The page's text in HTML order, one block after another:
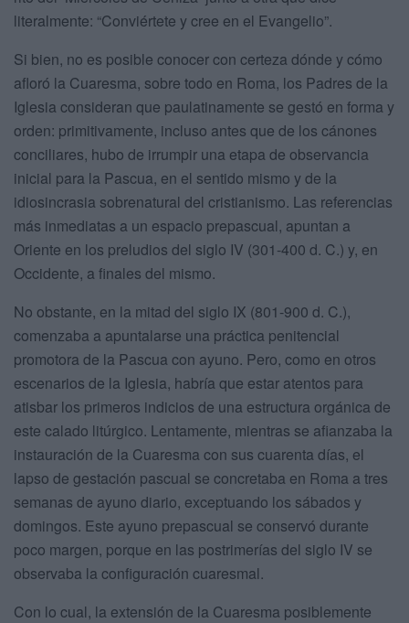
literalmente: “Conviértete y cree en el Evangelio”.
Si bien, no es posible conocer con certeza dónde y cómo
afloró la Cuaresma, sobre todo en Roma, los Padres de la
Iglesia consideran que paulatinamente se gestó en forma y
orden: primitivamente, incluso antes que de los cánones
conciliares, hubo de irrumpir una etapa de observancia
inicial para la Pascua, en el sentido mismo y de la
idiosincrasia sobrenatural del cristianismo. Las referencias
más inmediatas a un espacio prepascual, apuntan a
Oriente en los preludios del siglo IV (301-400 d. C.) y, en
Occidente, a finales del mismo.
No obstante, en la mitad del siglo IX (801-900 d. C.),
comenzaba a apuntalarse una práctica penitencial
promotora de la Pascua con ayuno. Pero, como en otros
escenarios de la Iglesia, habría que estar atentos para
atisbar los primeros indicios de una estructura orgánica de
este calado litúrgico. Lentamente, mientras se afianzaba la
instauración de la Cuaresma con sus cuarenta días, el
lapso de gestación pascual se concretaba en Roma a tres
semanas de ayuno diario, exceptuando los sábados y
domingos. Este ayuno prepascual se conservó durante
poco margen, porque en las postrimerías del siglo IV se
observaba la configuración cuaresmal.
Con lo cual, la extensión de la Cuaresma posiblemente